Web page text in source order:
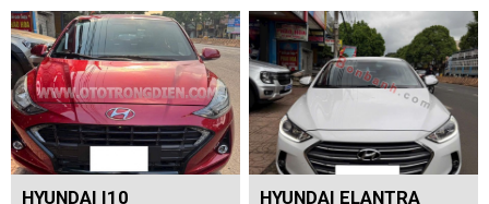
HYUNDAI I10 HYUNDAI ELANTRA